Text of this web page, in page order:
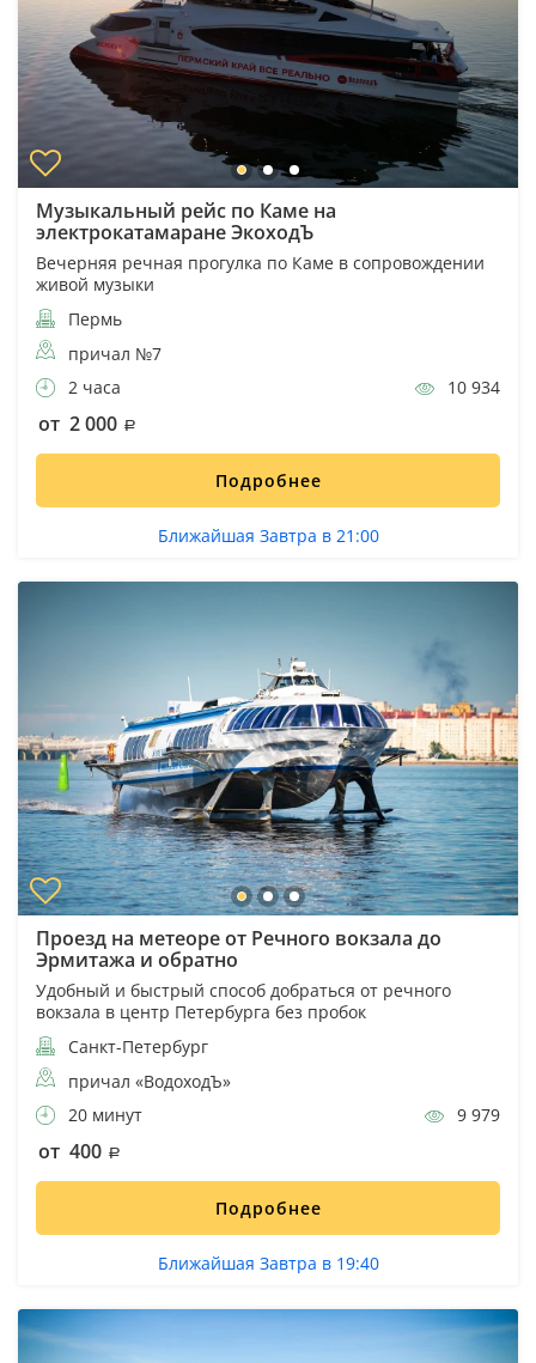
Музыкальный рейс по Каме на
электрокатамаране ЭкоходЪ
Вечерняя речная прогулка по Каме в сопровождении
живой музыки
Пермь
причал №7
2 часа
10 934
от 2 000
Подробнее
Ближайшая Завтра в 21:00
Проезд на метеоре от Речного вокзала до
Эрмитажа и обратно
Удобный и быстрый способ добраться от речного
вокзала в центр Петербурга без пробок
Санкт-Петербург
причал «ВодоходЪ»
20 минут
9 979
от 400
Подробнее
Ближайшая Завтра в 19:40